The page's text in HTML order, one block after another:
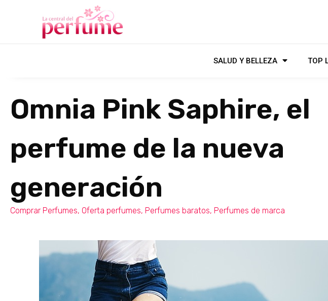
SALUD Y BELLEZA TOP
Omnia Pink Saphire, el
perfume de la nueva
generación
Comprar Perfumes, Oferta perfumes, Perfumes baratos, Perfumes de marca